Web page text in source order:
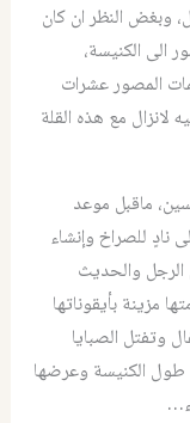
وبغض النظر ان كان
الى الكنيسة،
المصور عشرات
لانزال مع هذه القلة
ماقبل موعد
نادٍ للصراخ وإنشاء
والحديث
مزينة بأيقوناتها
وتفتل الصبايا
طول الكنيسة وعرضها